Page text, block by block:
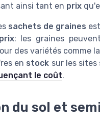
ainsi tant en prix
sachets de graines
prix: les graines
des variétés comme la
en stock sur les sites
le coût.
du sol et